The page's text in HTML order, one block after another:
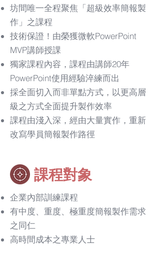
坊間唯一全程聚焦「超級效率簡報製
作」之課程
技術保證！由榮獲微軟PowerPoint
MVP講師授課
​獨家課程內容，課程由講師20年
PowerPoint使用經驗淬練而出
採全面切入而非單點方式，以更高層
級之方式全面提升製作效率
課程由淺入深，經由大量實作，重新
改寫學員簡報製作路徑
​課程對象
企業內部訓練課程
有中度、重度、極重度簡報製作需求
之同仁
高時間成本之專業人士